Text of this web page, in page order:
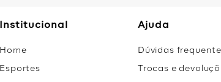
Institucional
Home
Esportes
Ajuda
Dúvidas
Trocas e